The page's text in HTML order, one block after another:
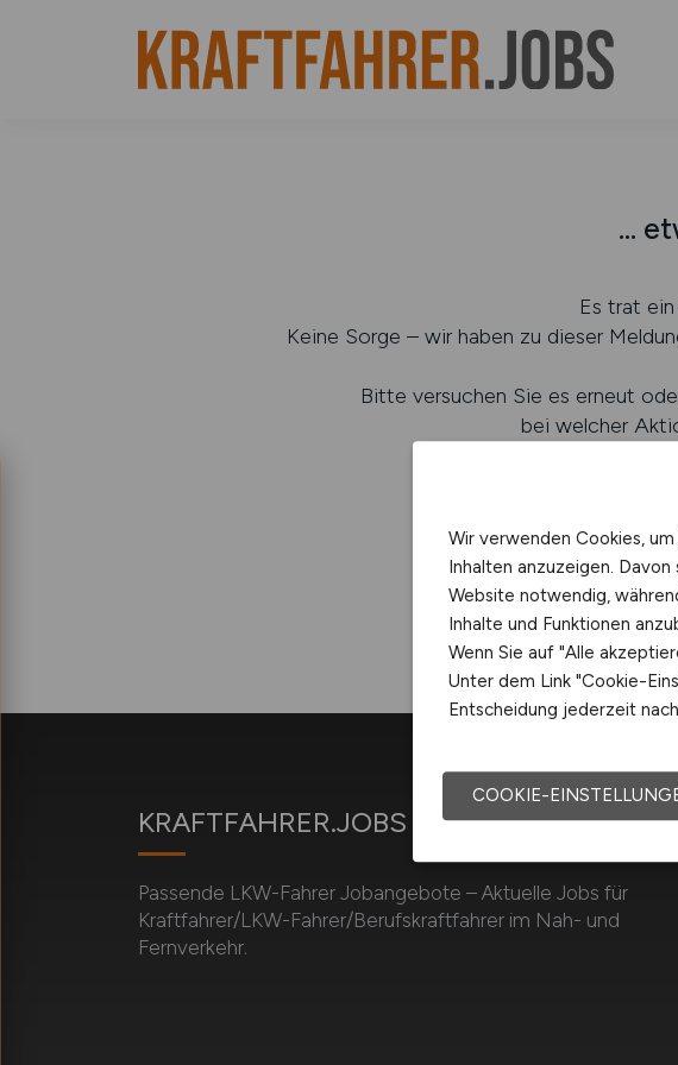
...
Es trat
Keine Sorge – wir haben zu dieser
Bitte versuchen Sie es erneut
bei welcher
KRAFTFAHRER.JOBS
Passende LKW-Fahrer Jobangebote – Aktuelle Jobs für
Kraftfahrer/LKW-Fahrer/Berufskraftfahrer im Nah- und
Fernverkehr.
Wir verwenden Cookies,
Inhalten anzuzeigen.
Website notwendig,
Inhalte und Funktionen
Wenn Sie auf "Alle
Unter dem Link "Cookie-
Entscheidung jederzeit
COOKIE-